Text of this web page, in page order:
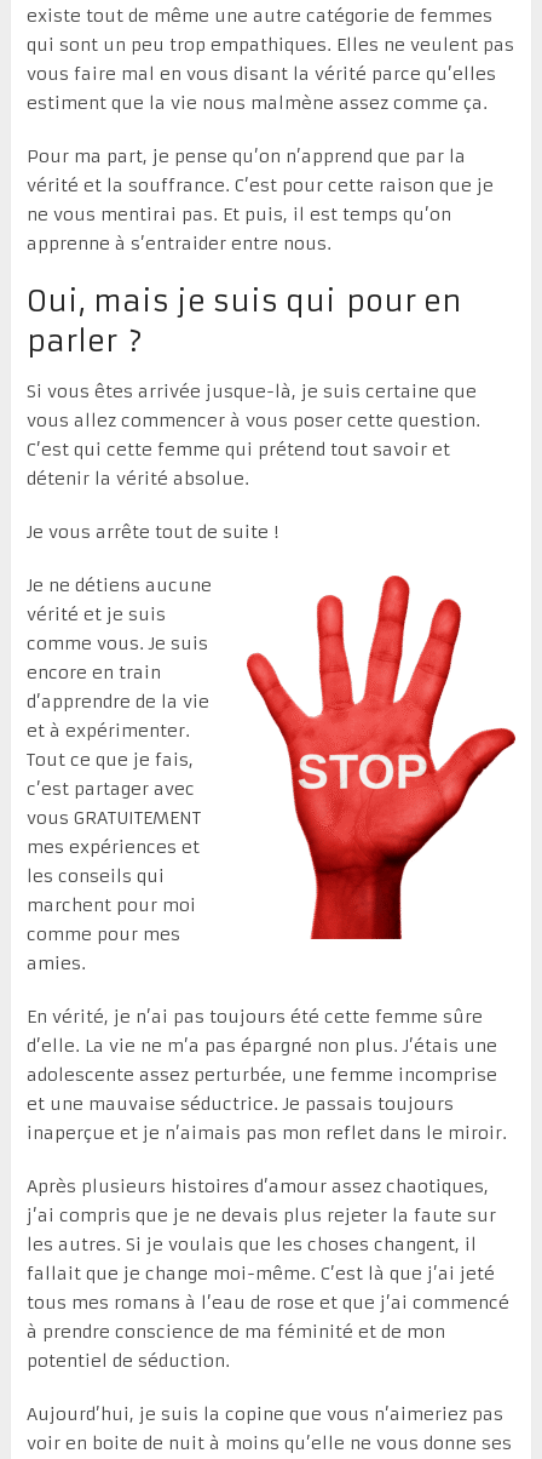
existe tout de même une autre catégorie de femmes
qui sont un peu trop empathiques. Elles ne veulent pas
vous faire mal en vous disant la vérité parce qu’elles
estiment que la vie nous malmène assez comme ça.
Pour ma part, je pense qu’on n’apprend que par la
vérité et la souffrance. C’est pour cette raison que je
ne vous mentirai pas. Et puis, il est temps qu’on
apprenne à s’entraider entre nous.
Oui, mais je suis qui pour en
parler ?
Si vous êtes arrivée jusque-là, je suis certaine que
vous allez commencer à vous poser cette question.
C’est qui cette femme qui prétend tout savoir et
détenir la vérité absolue.
Je vous arrête tout de suite !
Je ne détiens aucune
vérité et je suis
comme vous. Je suis
encore en train
d’apprendre de la vie
et à expérimenter.
Tout ce que je fais,
c’est partager avec
vous GRATUITEMENT
mes expériences et
les conseils qui
marchent pour moi
comme pour mes
amies.
En vérité, je n’ai pas toujours été cette femme sûre
d’elle. La vie ne m’a pas épargné non plus. J’étais une
adolescente assez perturbée, une femme incomprise
et une mauvaise séductrice. Je passais toujours
inaperçue et je n’aimais pas mon reflet dans le miroir.
Après plusieurs histoires d’amour assez chaotiques,
j’ai compris que je ne devais plus rejeter la faute sur
les autres. Si je voulais que les choses changent, il
fallait que je change moi-même. C’est là que j’ai jeté
tous mes romans à l’eau de rose et que j’ai commencé
à prendre conscience de ma féminité et de mon
potentiel de séduction.
Aujourd’hui, je suis la copine que vous n’aimeriez pas
voir en boite de nuit à moins qu’elle ne vous donne ses